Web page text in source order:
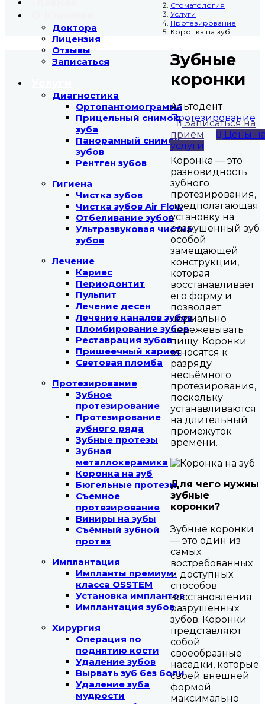
Доктора
Лицензия
Отзывы
Записаться
Диагностика
Ортопантомограмма
Прицельный снимок
зуба
Панорамный снимок
зубов
Рентген зубов
Гигиена
Чистка зубов
Чистка зубов Air Flow
Отбеливание зубов
Ультразвуковая чистка
зубов
Лечение
Кариес
Периодонтит
Пульпит
Лечение десен
Лечение каналов зубов
Пломбирование зубов
Реставрация зубов
Пришеечный кариес
Световая пломба
Протезирование
Зубное
протезирование
Протезирование
зубного ряда
Зубные протезы
Зубная
металлокерамика
Коронка на зуб
Бюгельные протезы
Съемное
протезирование
Виниры на зубы
Съёмный зубной
протез
Имплантация
Импланты премиум-
класса OSSTEM
Установка имплантов
Имплантация зубов
Хирургия
Операция по
поднятию кости
Удаление зубов
Вырвать зуб без боли
Удаление зуба
мудрости
Стоматология
Услуги
Протезирование
Коронка на зуб
Зубные
коронки
Альтодент
Протезирование
Записаться на
приём
Цены
услуги
Коронка — это
разновидность
зубного
протезирования,
предполагающая
установку на
разрушенный зуб
особой
замещающей
конструкции,
которая
восстанавливает
его форму и
позволяет
нормально
пережёвывать
пищу. Коронки
относятся к
разряду
несъёмного
протезирования,
поскольку
устанавливаются
на длительный
промежуток
времени.
Для чего нужны
зубные
коронки?
Зубные коронки
— это один из
самых
востребованных
и доступных
способов
восстановления
разрушенных
зубов. Коронки
представляют
собой
своеобразные
насадки, которые
своей внешней
формой
максимально